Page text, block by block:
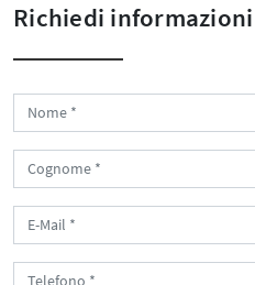
Richiedi informazioni